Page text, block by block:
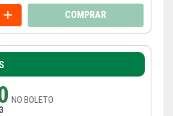
+ COMPRAR
NO BOLETO